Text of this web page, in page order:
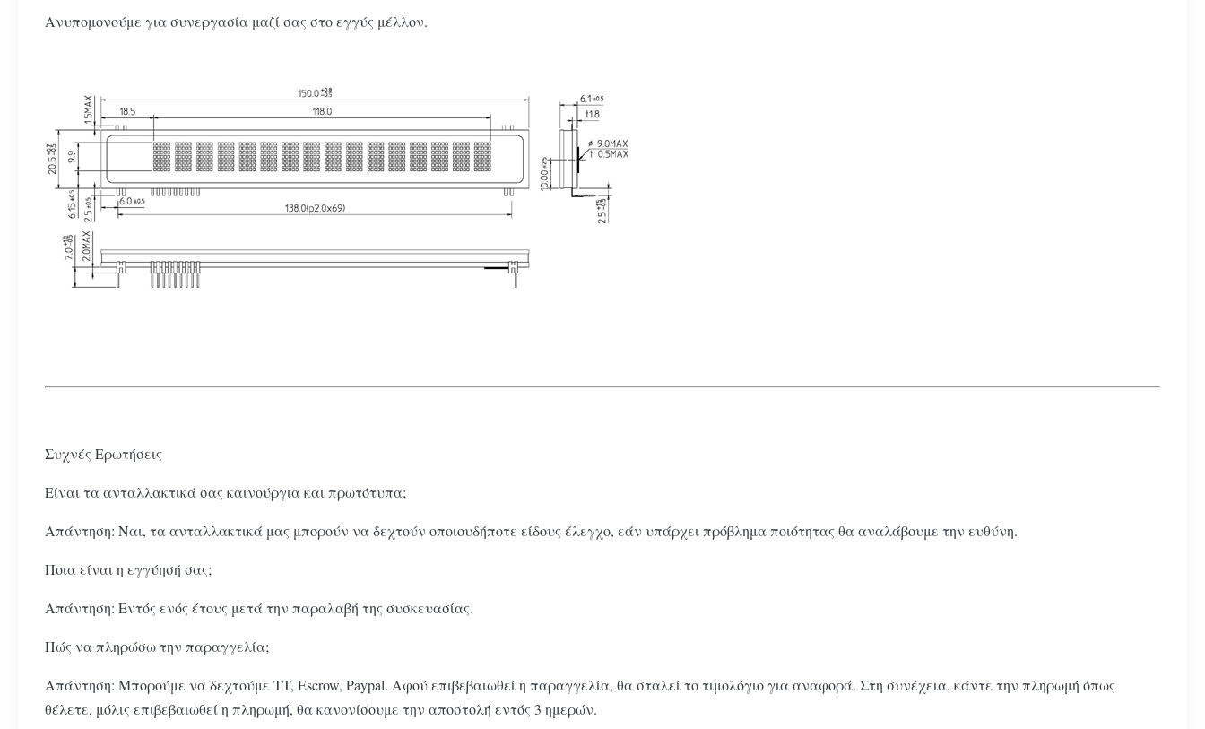
Ανυπομονούμε για συνεργασία μαζί σας στο εγγύς μέλλον.
Συχνές Ερωτήσεις
Είναι τα ανταλλακτικά σας καινούργια και πρωτότυπα;
Απάντηση: Ναι, τα ανταλλακτικά μας μπορούν να δεχτούν οποιουδήποτε είδους έλεγχο, εάν υπάρχει πρόβλημα ποιότητας θα αναλάβουμε την ευθύνη.
Ποια είναι η εγγύησή σας;
Απάντηση: Εντός ενός έτους μετά την παραλαβή της συσκευασίας.
Πώς να πληρώσω την παραγγελία;
Απάντηση: Μπορούμε να δεχτούμε TT, Escrow, Paypal. Αφού επιβεβαιωθεί η παραγγελία, θα σταλεί το τιμολόγιο για αναφορά. Στη συνέχεια, κάντε την πληρωμή όπως
θέλετε, μόλις επιβεβαιωθεί η πληρωμή, θα κανονίσουμε την αποστολή εντός 3 ημερών.